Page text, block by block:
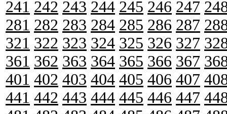
241 242 243 244 245 246 247
281 282 283 284 285 286 287
321 322 323 324 325 326 327
361 362 363 364 365 366 367
401 402 403 404 405 406 407
441 442 443 444 445 446 447